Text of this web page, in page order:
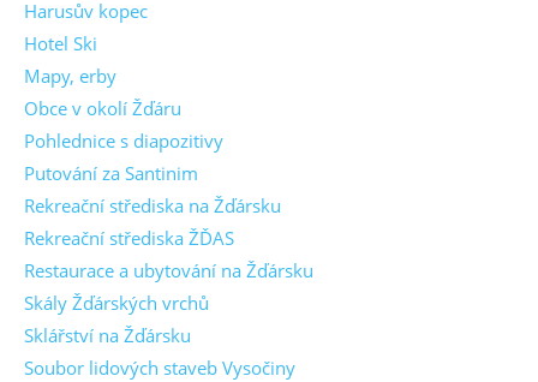
Harusův kopec
Hotel Ski
Mapy, erby
Obce v okolí Žďáru
Pohlednice s diapozitivy
Putování za Santinim
Rekreační střediska na Žďársku
Rekreační střediska ŽĎAS
Restaurace a ubytování na Žďársku
Skály Žďárských vrchů
Sklářství na Žďársku
Soubor lidových staveb Vysočiny